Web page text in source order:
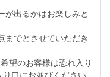
が出るかはお楽しみと
までとさせていただき
望のお客様は恐れ入り